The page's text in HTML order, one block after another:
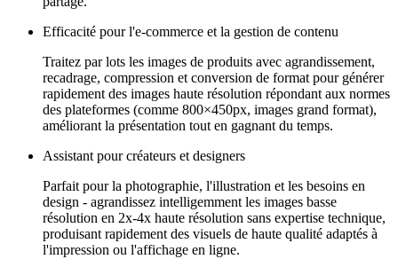
Efficacité pour l'e-commerce et la gestion de contenu
Traitez par lots les images de produits avec agrandissement,
recadrage, compression et conversion de format pour générer
rapidement des images haute résolution répondant aux normes
des plateformes (comme 800×450px, images grand format),
améliorant la présentation tout en gagnant du temps.
Assistant pour créateurs et designers
Parfait pour la photographie, l'illustration et les besoins en
design - agrandissez intelligemment les images basse
résolution en 2x-4x haute résolution sans expertise technique,
produisant rapidement des visuels de haute qualité adaptés à
l'impression ou l'affichage en ligne.